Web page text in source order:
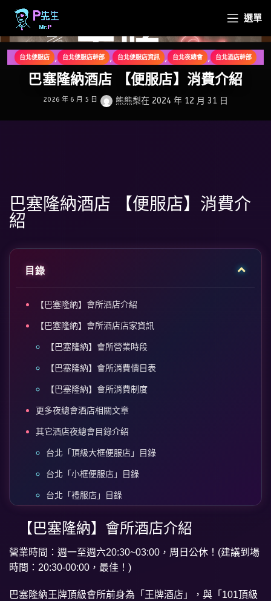
選單
台北便服店 , 台北便服店幹部 , 台北便服店資訊 , 台北夜總會 , 台北酒店幹部
, 台北酒店資訊
巴塞隆納酒店 【便服店】消費介紹
2026 年 6 月 5 日 熊熊梨在 2024 年 12 月 31 日
巴塞隆納酒店 【便服店】消費介
紹
目錄
【巴塞隆納】會所酒店介紹
【巴塞隆納】會所酒店店家資訊
【巴塞隆納】會所營業時段
【巴塞隆納】會所消費價目表
【巴塞隆納】會所消費制度
更多夜總會酒店相關文章
其它酒店夜總會目錄介紹
台北「頂級大框便服店」目錄
台北「小框便服店」目錄
台北「禮服店」目錄
台北「公主店」目錄
台北「制服店」目錄
【巴塞隆納】會所酒店介紹
營業時間：週一至週六20:30~03:00，周日公休！(建議到場
時間：20:30-00:00，最佳！)
巴塞隆納王牌頂級會所前身為「王牌酒店」，與「101頂級